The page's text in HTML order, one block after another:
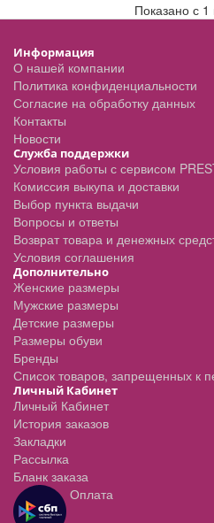
Показано с 1
Информация
О нашей компании
Политика конфиденциальности
Согласие на обработку данных
Контакты
Новости
Служба поддержки
Условия работы с сервисом
Комиссия выкупа и доставки
Выбор пункта выдачи
Вопросы и ответы
Возврат товара и денежных
Условия соглашения
Дополнительно
Женские размеры
Мужские размеры
Детские размеры
Размеры обуви
Бренды
Список товаров, запрещенных к
Личный Кабинет
Личный Кабинет
История заказов
Закладки
Рассылка
Бланк заказа
Оплата